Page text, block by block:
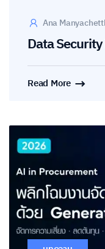
Ana
Data
Read More